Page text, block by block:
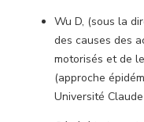
Wu D, (sous la
des causes des
motorisés et de
(approche
Université